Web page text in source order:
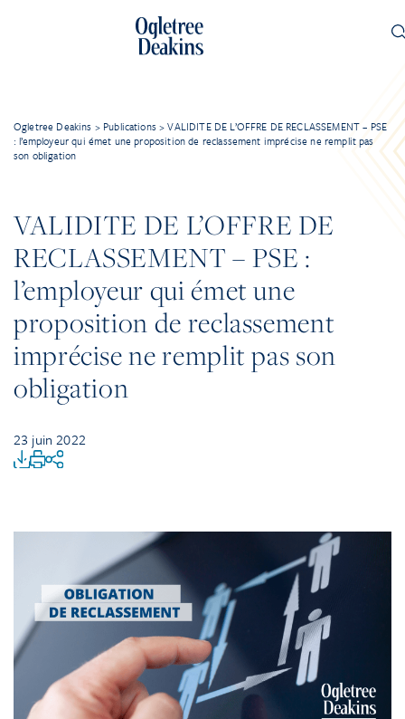
Ogletree Deakins > Publications >VALIDITE DE L’OFFRE DE RECLASSEMENT – PSE
: l’employeur qui émet une proposition de reclassement imprécise ne remplit pas
son obligation
VALIDITE DE L’OFFRE DE
RECLASSEMENT – PSE :
l’employeur qui émet une
proposition de reclassement
imprécise ne remplit pas son
obligation
23 juin 2022